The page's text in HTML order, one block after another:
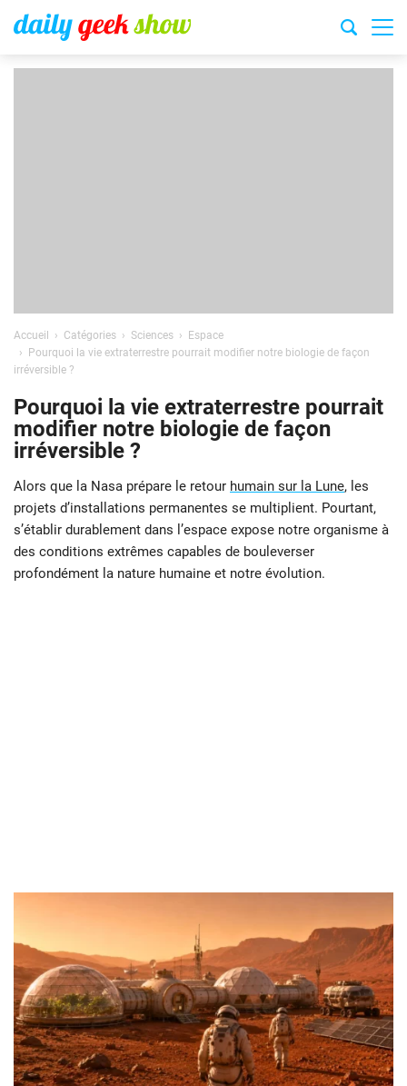
Accueil Catégories Sciences
Espace
Pourquoi la vie extraterrestre pourrait modifier notre biologie de façon
irréversible ?
Pourquoi la vie extraterrestre pourrait
modifier notre biologie de façon
irréversible ?
Alors que la Nasa prépare le retour humain sur la Lune, les
projets d’installations permanentes se multiplient. Pourtant,
s’établir durablement dans l’espace expose notre organisme à
des conditions extrêmes capables de bouleverser
profondément la nature humaine et notre évolution.